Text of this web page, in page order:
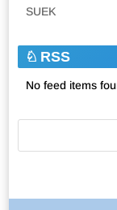
SUEK
RSS
No feed items